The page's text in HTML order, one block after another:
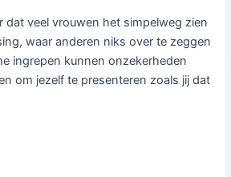
dat veel vrouwen het simpelweg zien
waar anderen niks over te zeggen
ingrepen kunnen onzekerheden
om jezelf te presenteren zoals jij dat